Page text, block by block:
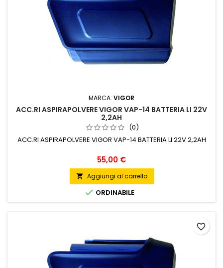
MARCA: VIGOR
ACC.RI ASPIRAPOLVERE VIGOR VAP-14 BATTERIA LI 22V
2,2AH
(0)
ACC.RI ASPIRAPOLVERE VIGOR VAP-14 BATTERIA LI 22V 2,2AH
Prezzo
55,00 €
 Aggiungi al carrello
 ORDINABILE
favorite_border